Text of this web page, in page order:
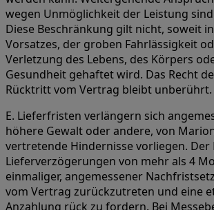
wegen Unmöglichkeit der Leistung
Diese Beschränkung gilt nicht, soweit
Vorsatzes, der groben Fahrlässigkeit
Verletzung des Lebens, des Körpers
Gesundheit gehaftet wird. Das Recht
Rücktritt vom Vertrag bleibt unberührt.
E. Lieferfristen verlängern sich
höhere Gewalt oder andere, von
vertretende Hindernisse vorliegen. Der
Lieferverzögerungen von mehr als 4
einmaliger, angemessener
vom Vertrag zurückzutreten und eine
Anzahlung rück zu fordern. Bei